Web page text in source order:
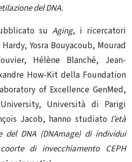
del DNA.
su Aging, i ricercatori
Yosra Bouyacoub, Mourad
Hélène Blanché, Jean-
How-Kit della Foundation
of Excellence GenMed,
Università di Parigi
Jacob, hanno studiato l’età
del DNA (DNAmage) di individui
di invecchiamento CEPH